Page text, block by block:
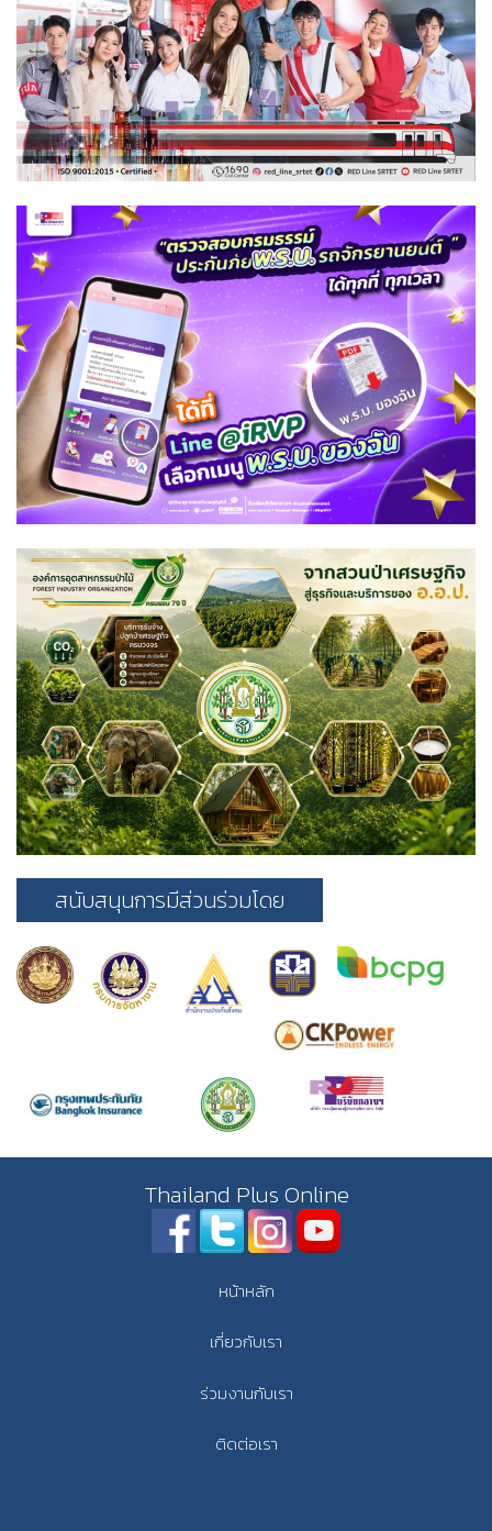
สนับสนุนการมีส่วนร่วมโดย
Thailand Plus Online
หน้าหลัก
เกี่ยวกับเรา
ร่วมงานกับเรา
ติดต่อเรา